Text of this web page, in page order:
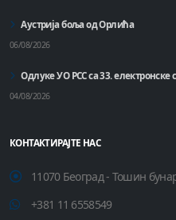
Аустрија боља од Орлића
06/08/2026
Одлуке УО РСС са 33. електронске
04/08/2026
КОНТАКТИРАЈТЕ НАС
11070 Београд - Тошин
+381 11 6558549